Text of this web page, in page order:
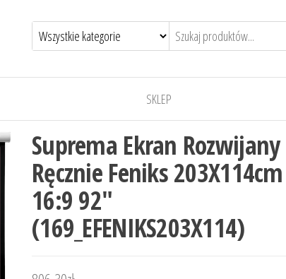
SKLEP
Suprema Ekran Rozwijany
Ręcznie Feniks 203X114cm
16:9 92″
(169_EFENIKS203X114)